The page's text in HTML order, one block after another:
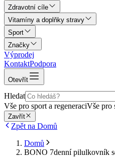
Zdravotní cíle
Vitamíny a doplňky stravy
Sport
Značky
Výprodej
KontaktPodpora
Otevřít
Hledat
Vše pro sport a regeneraciVše pro
Zavřít
Zpět na Domů
Domů
BONO 7denní pilulkovník